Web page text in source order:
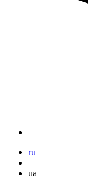
ru
|
ua